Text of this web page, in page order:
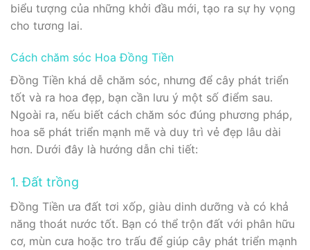
biểu tượng của những khởi đầu mới, tạo ra sự hy vọng
cho tương lai.
Cách chăm sóc Hoa Đồng Tiền
Đồng Tiền khá dễ chăm sóc, nhưng để cây phát triển
tốt và ra hoa đẹp, bạn cần lưu ý một số điểm sau.
Ngoài ra, nếu biết cách chăm sóc đúng phương pháp,
hoa sẽ phát triển mạnh mẽ và duy trì vẻ đẹp lâu dài
hơn. Dưới đây là hướng dẫn chi tiết:
1. Đất trồng
Đồng Tiền ưa đất tơi xốp, giàu dinh dưỡng và có khả
năng thoát nước tốt. Bạn có thể trộn đất với phân hữu
cơ, mùn cưa hoặc tro trấu để giúp cây phát triển mạnh